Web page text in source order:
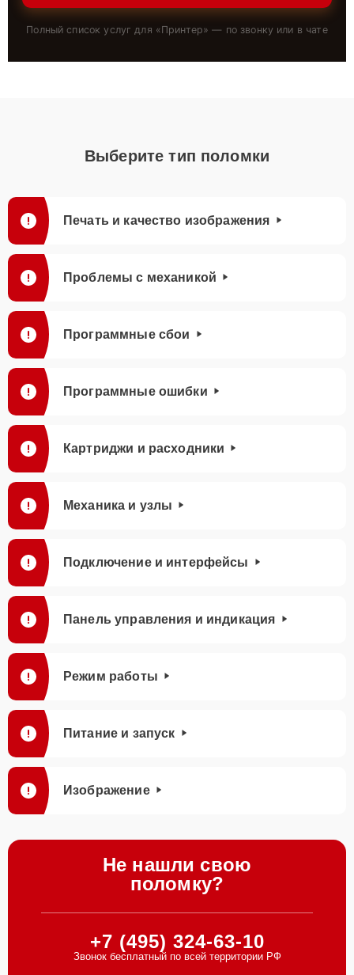
Полный список услуг для «Принтер» — по звонку или в чате
Выберите тип поломки
Печать и качество изображения
Проблемы с механикой
Программные сбои
Программные ошибки
Картриджи и расходники
Механика и узлы
Подключение и интерфейсы
Панель управления и индикация
Режим работы
Питание и запуск
Изображение
Не нашли свою
поломку?
+7 (495) 324-63-10
Звонок бесплатный по всей территории РФ